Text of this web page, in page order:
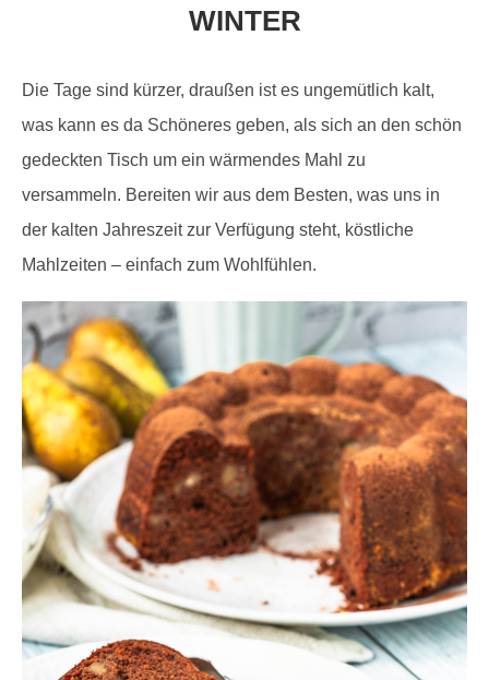
WINTER
Die Tage sind kürzer, draußen ist es ungemütlich kalt,
was kann es da Schöneres geben, als sich an den schön
gedeckten Tisch um ein wärmendes Mahl zu
versammeln. Bereiten wir aus dem Besten, was uns in
der kalten Jahreszeit zur Verfügung steht, köstliche
Mahlzeiten – einfach zum Wohlfühlen.